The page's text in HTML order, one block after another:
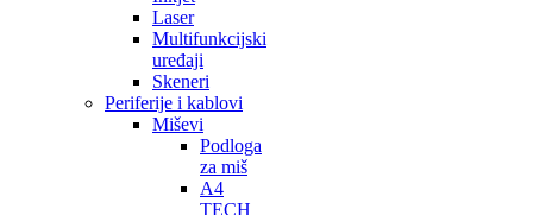
Laser
Multifunkcijski
uređaji
Skeneri
Periferije i kablovi
Miševi
Podloga
za miš
A4
TECH